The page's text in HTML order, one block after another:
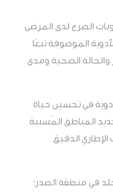
الصرع لدى المرضى
الموصوفة تبعًا
والحالة الصحية ومدى
في تحسين حياة
المناطق المُسببة
الإطاري الدقيق
في منطقة الصدر؛